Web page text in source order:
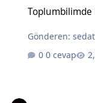
Toplumbilimde
Gönderen:
0 cevap